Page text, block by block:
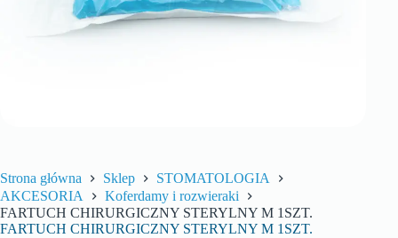
Strona główna Sklep
STOMATOLOGIA
AKCESORIA
Koferdamy i rozwieraki
FARTUCH CHIRURGICZNY STERYLNY M 1SZT.
FARTUCH CHIRURGICZNY STERYLNY M 1SZT.